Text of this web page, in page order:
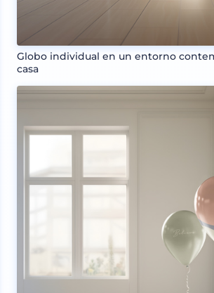
Globo individual en un entorno
casa